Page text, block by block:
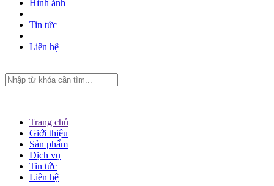
Hình ảnh
Tin tức
Liên hệ
Trang chủ
Giới thiệu
Sản phẩm
Dịch vụ
Tin tức
Liên hệ